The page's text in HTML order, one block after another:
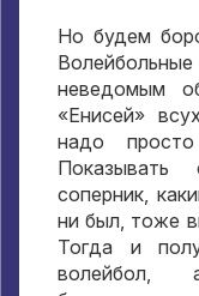
Но будем
неведомым
«Енисей»
надо
соперник,
ни был, тоже
Тогда и
волейбол,